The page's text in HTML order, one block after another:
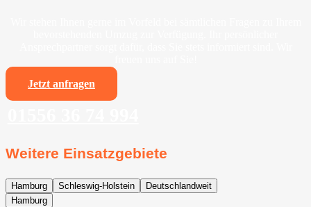
Jetzt anfragen
Weitere Einsatzgebiete
Hamburg Schleswig-Holstein
Deutschlandweit
Hamburg